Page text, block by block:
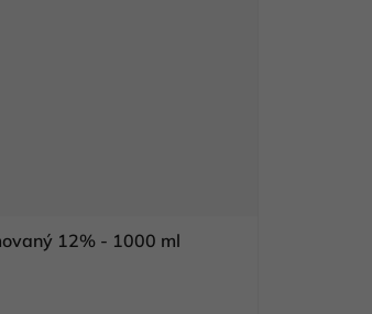
12% - 1000 ml